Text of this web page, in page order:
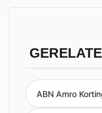
ABN Amro